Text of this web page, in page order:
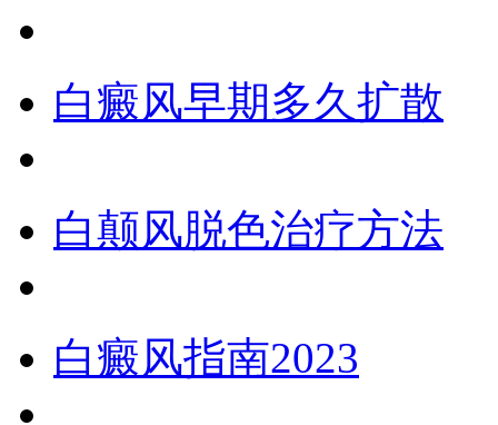
白癜风早期多久扩散
白颠风脱色治疗方法
白癜风指南2023